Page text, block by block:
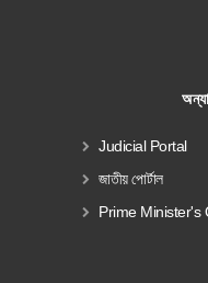
Judicial Portal
জাতীয় পোর্টাল
Prime Minister's